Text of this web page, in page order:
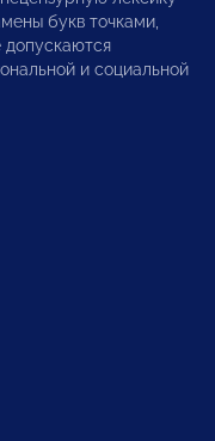
букв точками,
и социальной